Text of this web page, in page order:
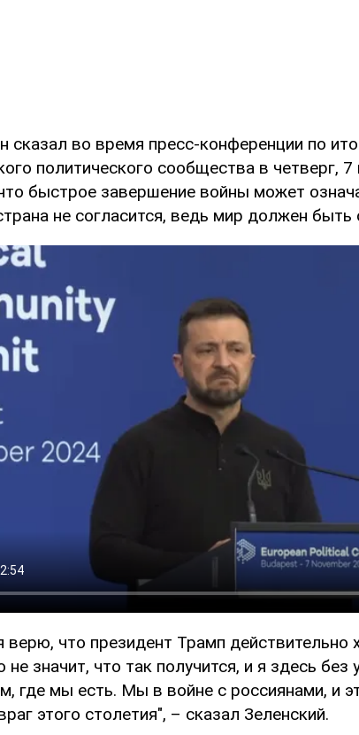
сказал во время пресс-конференции по
политического сообщества в четверг,
быстрое завершение войны может
не согласится, ведь мир должен
верю, что президент Трамп действительно
не значит, что так получится, и я здесь
где мы есть. Мы в войне с россиянами, и
этого столетия", – сказал Зеленский.